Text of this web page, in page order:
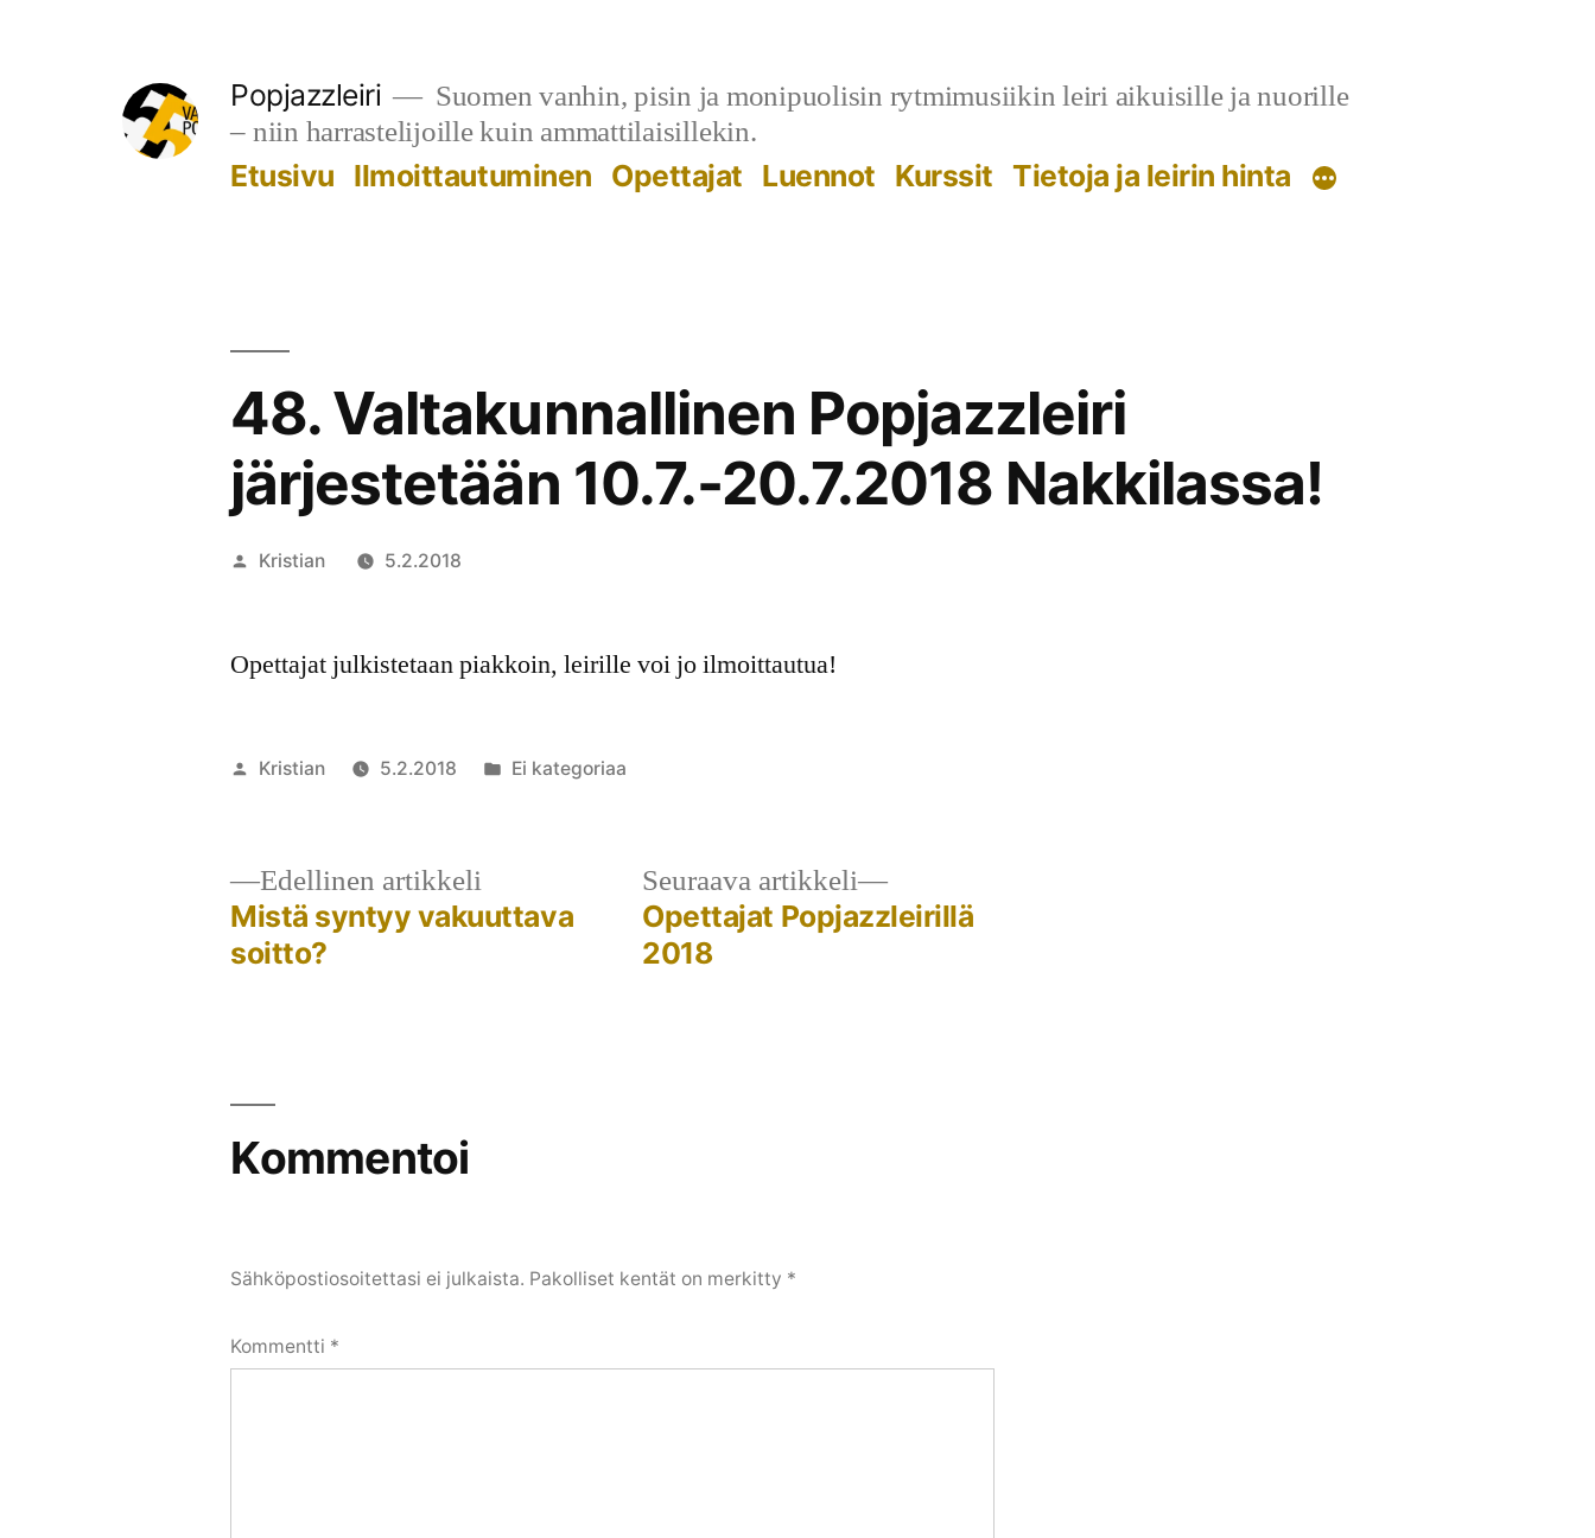
Popjazzleiri
Suomen vanhin, pisin ja monipuolisin rytmimusiikin leiri aikuisille ja nuorille
– niin harrastelijoille kuin ammattilaisillekin.
Etusivu Ilmoittautuminen Opettajat Luennot Kurssit Tietoja ja leirin hinta
48. Valtakunnallinen Popjazzleiri
järjestetään 10.7.-20.7.2018 Nakkilassa!
Artikkelin
Kristian 5.2.2018
järjestetään
Opettajat julkistetaan piakkoin, leirille voi jo ilmoittautua!
Artikkelin
Kristian 5.2.2018
Julkaistu
Ei kategoriaa
Artikkelien
Edellinen artikkeliEdellinen
artikkeli:
Mistä syntyy vakuuttava
soitto?
Seuraava artikkeli
Seuraava
artikkeli:
Opettajat Popjazzleirillä
2018
Kommentoi
Sähköpostiosoitettasi ei julkaista. Pakolliset kentät on merkitty *
Kommentti *